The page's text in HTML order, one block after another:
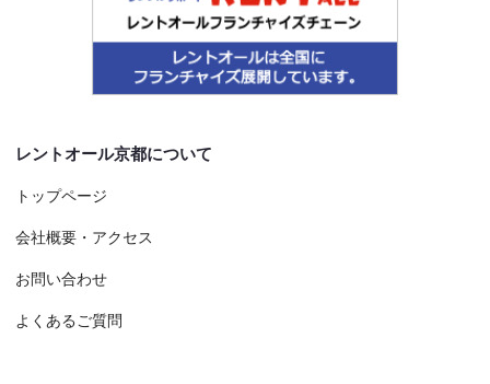
レントオール京都について
トップページ
会社概要・アクセス
お問い合わせ
よくあるご質問